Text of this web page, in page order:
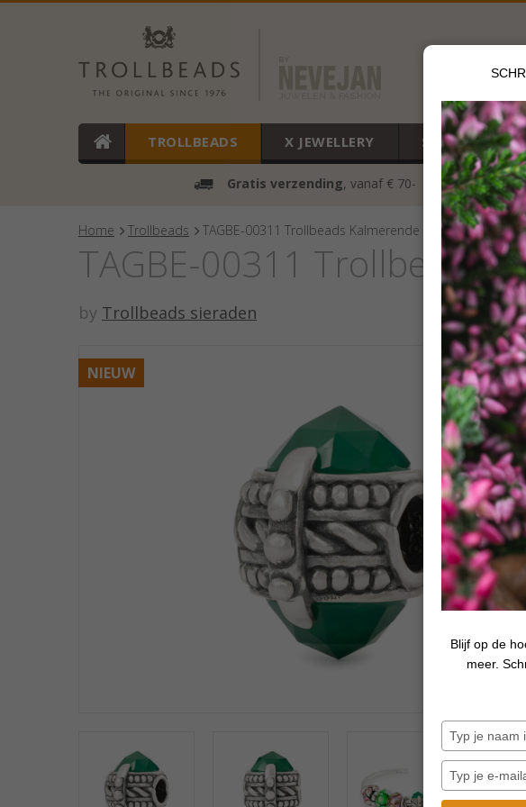
Blijf op de
meer.
TROLLBEADS X JEWELLERY SALE
Gratis verzending, vanaf € 70-
Home Trollbeads TAGBE-00311 Trollbeads Kalmerende schuilplaats
TAGBE-00311 Trollbeads
by Trollbeads sieraden
NIEUW